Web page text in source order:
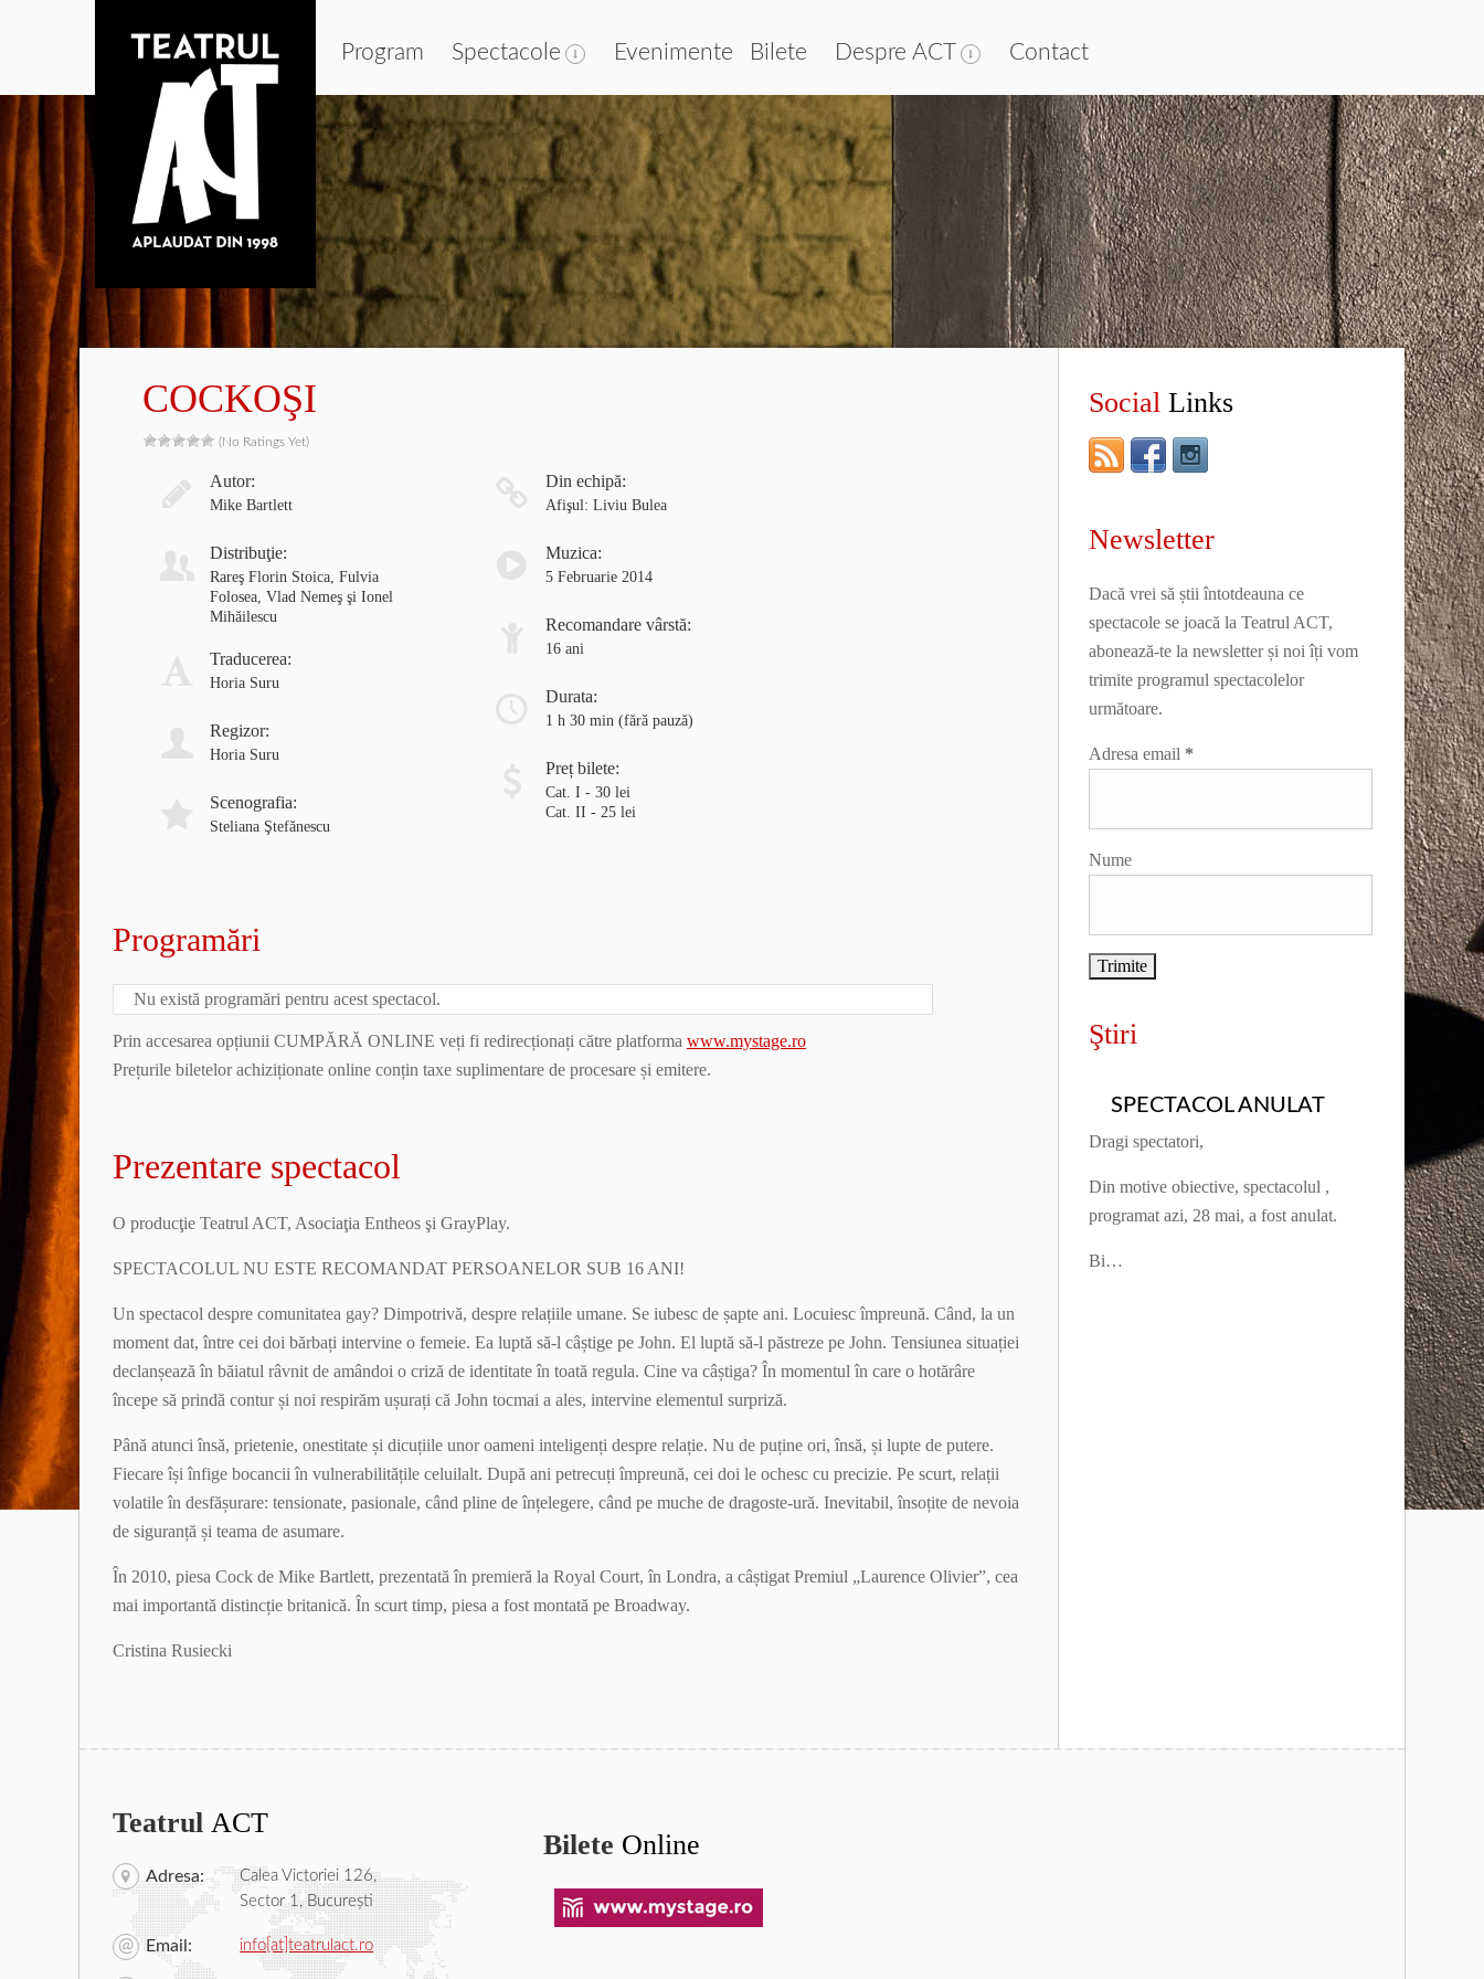
Program Spectacole Evenimente Bilete Despre ACT Contact
COCKOŞI
(No Ratings Yet)
Autor:
Mike Bartlett
Distribuţie:
Rareş Florin Stoica, Fulvia
Folosea, Vlad Nemeş şi Ionel
Mihăilescu
Traducerea:
Horia Suru
Regizor:
Horia Suru
Scenografia:
Steliana Ştefănescu
Din echipă:
Afişul: Liviu Bulea
Muzica:
5 Februarie 2014
Recomandare vârstă:
16 ani
Durata:
1 h 30 min (fără pauză)
Preț bilete:
Cat. I - 30 lei
Cat. II - 25 lei
Programări
Nu există programări pentru acest spectacol.
Prin accesarea opțiunii CUMPĂRĂ ONLINE veți fi redirecționați către platforma www.mystage.ro
Prețurile biletelor achiziționate online conțin taxe suplimentare de procesare și emitere.
Prezentare spectacol
O producţie Teatrul ACT, Asociaţia Entheos şi GrayPlay.
SPECTACOLUL NU ESTE RECOMANDAT PERSOANELOR SUB 16 ANI!
Un spectacol despre comunitatea gay? Dimpotrivă, despre relațiile umane. Se iubesc de șapte ani. Locuiesc împreună. Când, la un
moment dat, între cei doi bărbați intervine o femeie. Ea luptă să-l câștige pe John. El luptă să-l păstreze pe John. Tensiunea situației
declanșează în băiatul râvnit de amândoi o criză de identitate în toată regula. Cine va câștiga? În momentul în care o hotărâre
începe să prindă contur și noi respirăm ușurați că John tocmai a ales, intervine elementul surpriză.
Până atunci însă, prietenie, onestitate și dicuțiile unor oameni inteligenți despre relație. Nu de puține ori, însă, și lupte de putere.
Fiecare își înfige bocancii în vulnerabilitățile celuilalt. După ani petrecuți împreună, cei doi le ochesc cu precizie. Pe scurt, relații
volatile în desfășurare: tensionate, pasionale, când pline de înțelegere, când pe muche de dragoste-ură. Inevitabil, însoțite de nevoia
de siguranță și teama de asumare.
În 2010, piesa Cock de Mike Bartlett, prezentată în premieră la Royal Court, în Londra, a câștigat Premiul „Laurence Olivier”, cea
mai importantă distincție britanică. În scurt timp, piesa a fost montată pe Broadway.
Cristina Rusiecki
Social Links
Newsletter
Dacă vrei să știi întotdeauna ce
spectacole se joacă la Teatrul ACT,
abonează-te la newsletter și noi îți vom
trimite programul spectacolelor
următoare.
Adresa email *
Nume
Ştiri
SPECTACOL ANULAT
Dragi spectatori,
Din motive obiective, spectacolul ,
programat azi, 28 mai, a fost anulat.
Bi…
Teatrul ACT
Adresa:
Calea Victoriei 126,
Sector 1, București
Email: info[at]teatrulact.ro
Bilete Online